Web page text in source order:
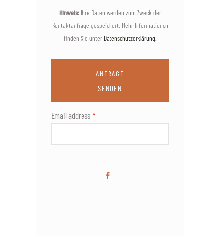
Hinweis:Ihre Daten werden zum Zweck der
Kontaktanfrage gespeichert. Mehr Informationen
finden Sie unter Datenschutzerklärung.
ANFRAGE
SENDEN
Email address *